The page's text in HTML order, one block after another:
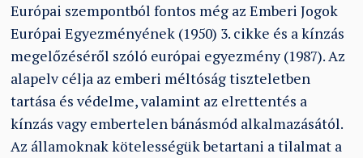
Európai szempontból fontos még az Emberi Jogok
Európai Egyezményének (1950) 3. cikke és a kínzás
megelőzéséről szóló európai egyezmény (1987). Az
alapelv célja az emberi méltóság tiszteletben
tartása és védelme, valamint az elrettentés a
kínzás vagy embertelen bánásmód alkalmazásától.
Az államoknak kötelességük betartani a tilalmat a